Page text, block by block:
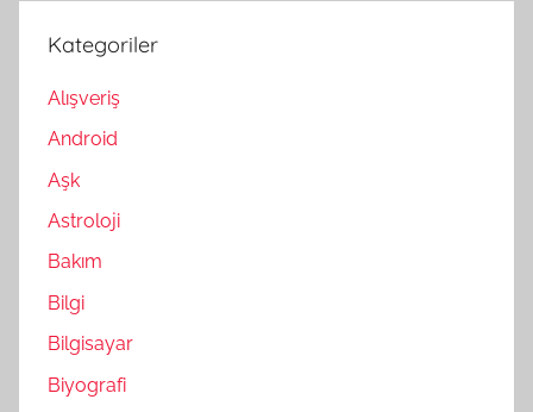
Kategoriler
Alışveriş
Android
Aşk
Astroloji
Bakım
Bilgi
Bilgisayar
Biyografi